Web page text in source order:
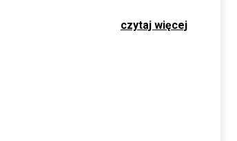
czytaj więcej